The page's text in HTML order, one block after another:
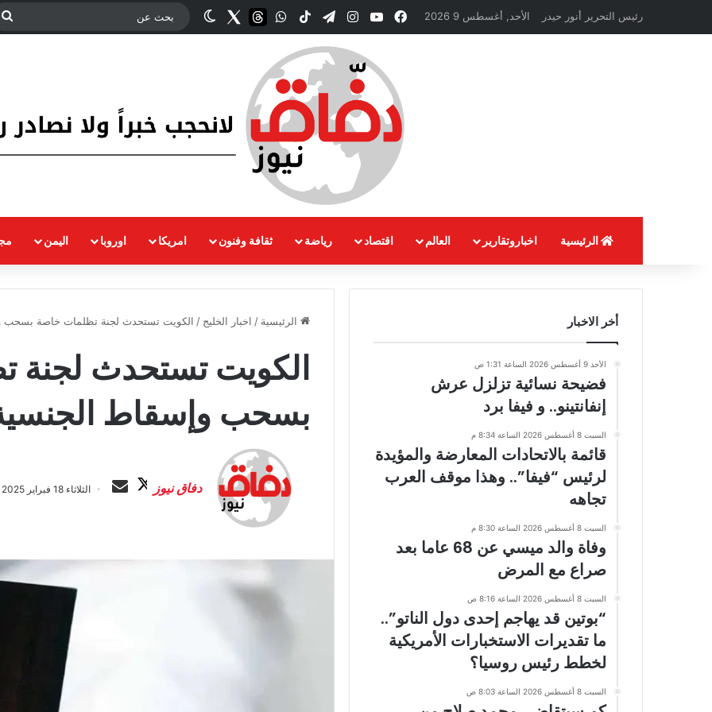
رئيس التحرير أنور حيدر الأحد, أغسطس 9 2026 فيسبوك‫YouTubeانستقرام
تيلقرام ‫TikTokواتسابthreads
Twitterالوضع المظلم
الرئيسية اخباروتقارير العالم اقتصاد رياضة ثقافة وفنون امريكا اوروبا اليمن
الرئيسية / اخبار الخليج / الكويت تستحدث لجنة تظلمات خاصة بسحب
الكويت تستحدث لجنة
بسحب وإسقاط
دفاق نيوز
ا
ب
ل
ر
الثلاثاء 18 فبراير 2025 الساعة 8:08 م
أخر الاخبار
الأحد 9 أغسطس 2026 الساعة 1:31 ص
فضيحة نسائية تزلزل عرش
إنفانتينو.. و فيفا برد
السبت 8 أغسطس 2026 الساعة 8:34 م
قائمة بالاتحادات المعارضة والمؤيدة
لرئيس “فيفا”.. وهذا موقف العرب
تجاهه
السبت 8 أغسطس 2026 الساعة 8:30 م
وفاة والد ميسي عن 68 عاما بعد
صراع مع المرض
السبت 8 أغسطس 2026 الساعة 8:16 ص
“بوتين قد يهاجم إحدى دول الناتو”..
ما تقديرات الاستخبارات الأمريكية
لخطط رئيس روسيا؟
السبت 8 أغسطس 2026 الساعة 8:03 ص